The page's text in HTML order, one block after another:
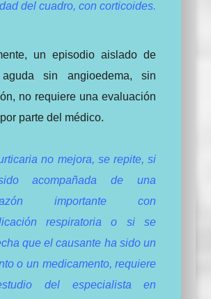
del cuadro, con corticoides.
un episodio aislado de
aguda sin angioedema, sin
no requiere una evaluación
parte del médico.
no mejora, se repite, si
acompañada de una
importante con
respiratoria o si se
que el causante ha sido un
o un medicamento, requiere
del especialista en